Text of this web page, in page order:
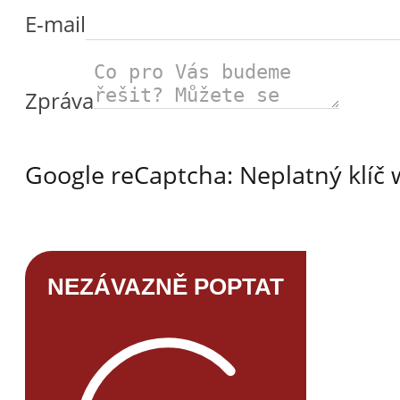
E-mail
Zpráva
Google reCaptcha: Neplatný klíč
NEZÁVAZNĚ POPTAT